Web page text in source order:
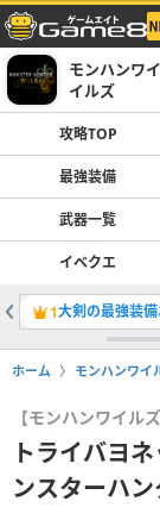
モンハンワ
イルズ
攻略TOP
最強装備
武器一覧
イベクエ
1大剣の最強装
ホーム モンハンワイ
【モンハンワイルズ
トライバヨ
ンスターハン